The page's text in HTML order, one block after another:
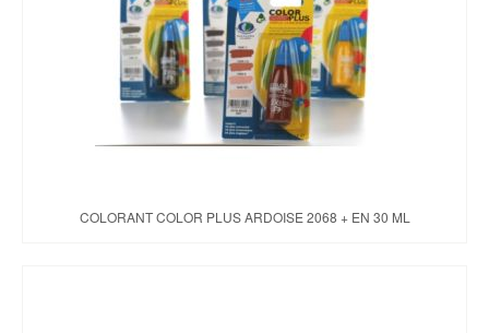
COLORANT COLOR PLUS ARDOISE 2068 + EN 30 ML